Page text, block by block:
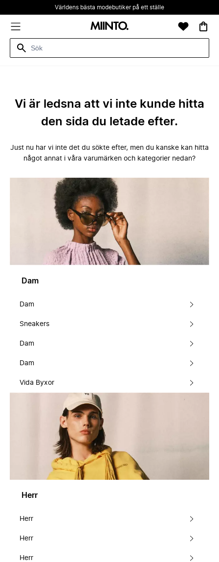
Världens bästa modebutiker på ett ställe
Vi är ledsna att vi inte kunde hitta
den sida du letade efter.
Just nu har vi inte det du sökte efter, men du kanske kan hitta
något annat i våra varumärken och kategorier nedan?
Dam
Dam
Sneakers
Dam
Dam
Vida Byxor
Herr
Herr
Herr
Herr